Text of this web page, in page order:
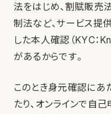
法をはじめ、割賦販売
制法など、サービス提
した本人確認（KYC：
があるからです。
このとき身元確認にあ
たり、オンラインで自